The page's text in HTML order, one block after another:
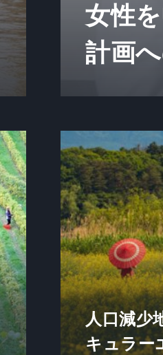
女性
計画
人口減少
キュラー